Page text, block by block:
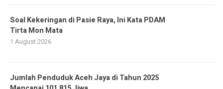
Soal Kekeringan di Pasie Raya, Ini Kata PDAM
Tirta Mon Mata
1 August 2026
Jumlah Penduduk Aceh Jaya di Tahun 2025